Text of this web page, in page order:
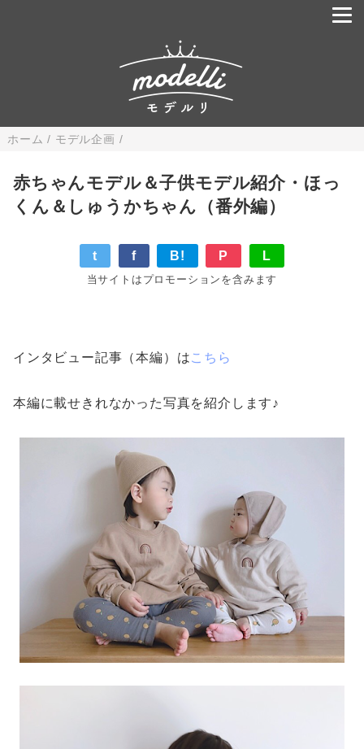
ホーム / モデル企画 /
赤ちゃんモデル＆子供モデル紹介・ほっ
くん＆しゅうかちゃん（番外編）
t f B! P L
当サイトはプロモーションを含みます
インタビュー記事（本編）はこちら
本編に載せきれなかった写真を紹介します♪